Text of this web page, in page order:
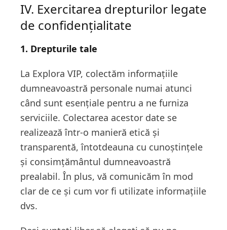
IV. Exercitarea drepturilor legate
de confidențialitate
1. Drepturile tale
La Explora VIP, colectăm informațiile
dumneavoastră personale numai atunci
când sunt esențiale pentru a ne furniza
serviciile. Colectarea acestor date se
realizează într-o manieră etică și
transparentă, întotdeauna cu cunoștințele
și consimțământul dumneavoastră
prealabil. În plus, vă comunicăm în mod
clar de ce și cum vor fi utilizate informațiile
dvs.